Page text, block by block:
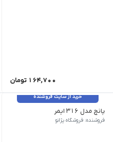
164,700 تومان
خرید از سایت فروشنده
پانچ مدل 316 ایمر
فروشنده: فروشگاه پژانو